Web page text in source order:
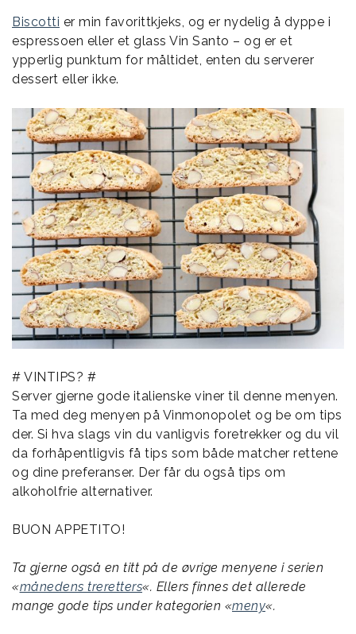
Biscotti er min favorittkjeks, og er nydelig å dyppe i
espressoen eller et glass Vin Santo – og er et
ypperlig punktum for måltidet, enten du serverer
dessert eller ikke.
# VINTIPS? #
Server gjerne gode italienske viner til denne menyen.
Ta med deg menyen på Vinmonopolet og be om tips
der. Si hva slags vin du vanligvis foretrekker og du vil
da forhåpentligvis få tips som både matcher rettene
og dine preferanser. Der får du også tips om
alkoholfrie alternativer.
BUON APPETITO!
Ta gjerne også en titt på de øvrige menyene i serien
«månedens treretters«. Ellers finnes det allerede
mange gode tips under kategorien «meny«.